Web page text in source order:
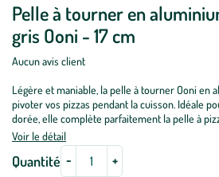
Pelle à tourner en
gris Ooni - 17 cm
Aucun avis client
Légère et maniable, la pelle à tourner Ooni en
pivoter vos pizzas pendant la cuisson. Idéale
dorée, elle complète parfaitement la pelle à
Voir le détail
Quantité - +